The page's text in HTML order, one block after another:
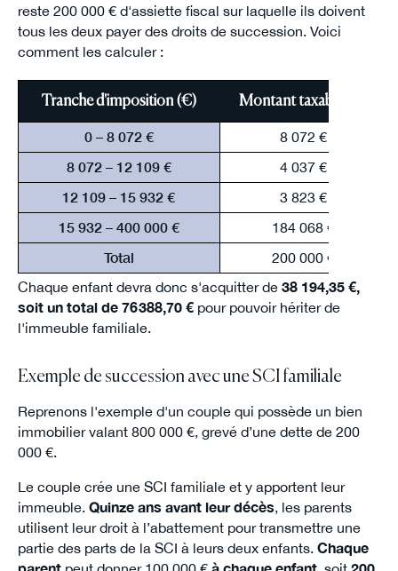
reste 200 000 € d'assiette fiscal sur laquelle ils doivent
tous les deux payer des droits de succession. Voici
comment les calculer :
Tranche d'imposition (€) Montant taxable (€)
0 – 8 072 €
8 072 €
8 072 – 12 109 €
4 037 €
12 109 – 15 932 €
3 823 €
15 932 – 400 000 €
184 068 €
Total
200 000 €
Chaque enfant devra donc s'acquitter de 38 194,35 €,
soit un total de 76 388,70 €pour pouvoir hériter de
l'immeuble familiale.
Exemple de succession avec une SCI familiale
Reprenons l'exemple d'un couple qui possède un bien
immobilier valant 800 000 €, grevé d’une dette de 200
000 €.
Le couple crée une SCI familiale et y apportent leur
immeuble. Quinze ans avant leur décès , les parents
utilisent leur droit à l’abattement pour transmettre une
partie des parts de la SCI à leurs deux enfants. Chaque